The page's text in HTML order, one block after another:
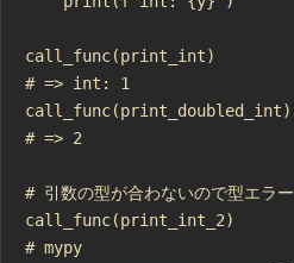
call_func(print_int)
# => int: 1
call_func(print_doubled_int)
# => 2
# 引数の型が合わないので型エラー
call_func(print_int_2)
# mypy